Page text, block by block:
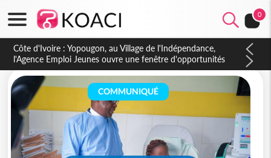
0
Côte d'Ivoire : CHU de Treichville, après la fronde, les agents
contractuels obtiennent un accord avec la direction sur les
arriérés du SMIG 2023
COMMUNIQUÉ